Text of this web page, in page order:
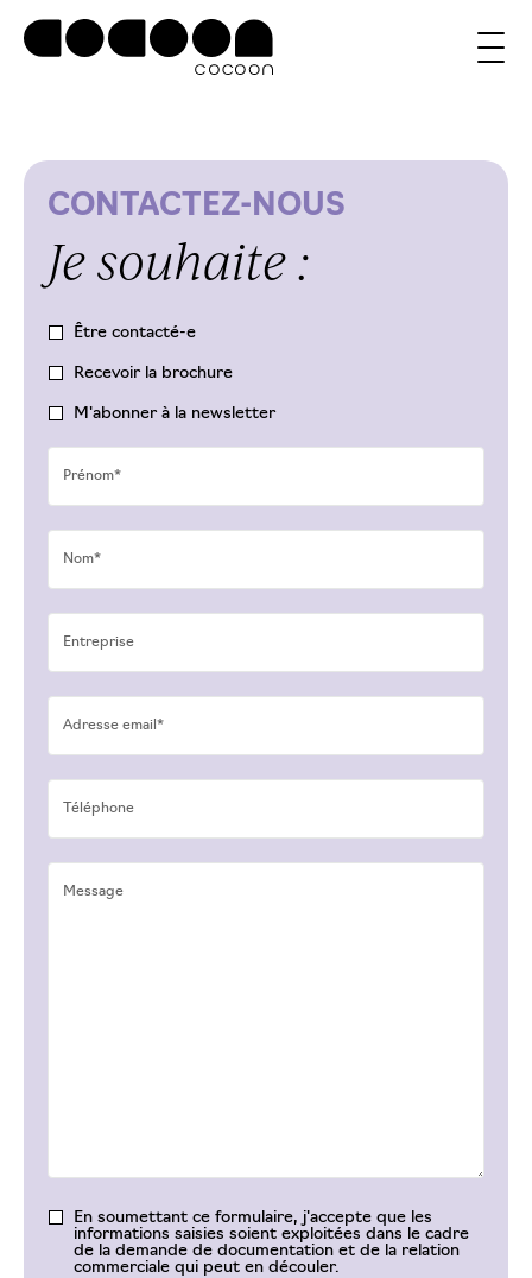
CONTACTEZ-NOUS
Je souhaite :
Être contacté-e
Recevoir la brochure
M'abonner à la newsletter
En soumettant ce formulaire, j'accepte que les
informations saisies soient exploitées dans le cadre
de la demande de documentation et de la relation
commerciale qui peut en découler.